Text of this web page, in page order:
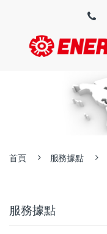
首頁 服務據點
服務據點